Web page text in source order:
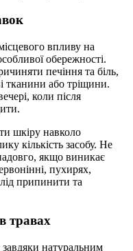
впливу на
обережності.
печіння та біль,
тканини або тріщини.
коли після
шкіру навколо
кількість засобу. Не
якщо виникає
пухирях,
припинити та
травах
завдяки натуральним